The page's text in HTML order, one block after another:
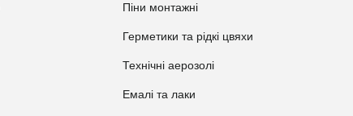
Піни монтажні
Герметики та рідкі цвяхи
Технічні аерозолі
Емалі та лаки